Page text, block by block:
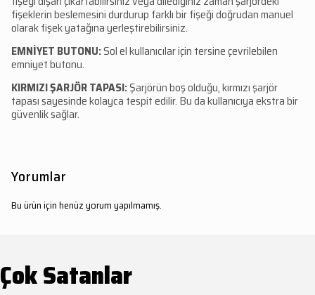
fişeklerin beslemesini durdurup farklı bir fişeği doğrudan manuel
olarak fişek yatağına yerleştirebilirsiniz.
EMNİYET BUTONU:Sol el kullanıcılar için tersine çevrilebilen
emniyet butonu.
KIRMIZI ŞARJÖR TAPASI:Şarjörün boş olduğu, kırmızı şarjör
tapası sayesinde kolayca tespit edilir. Bu da kullanıcıya ekstra bir
güvenlik sağlar.
Yorumlar
Bu ürün için henüz yorum yapılmamış.
Çok Satanlar